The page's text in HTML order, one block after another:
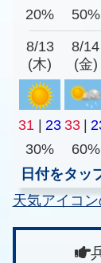
20%
50%
8/13
(木)
8/14
(金)
31 23 33
30%
60%
日付をタッ
天気アイコ